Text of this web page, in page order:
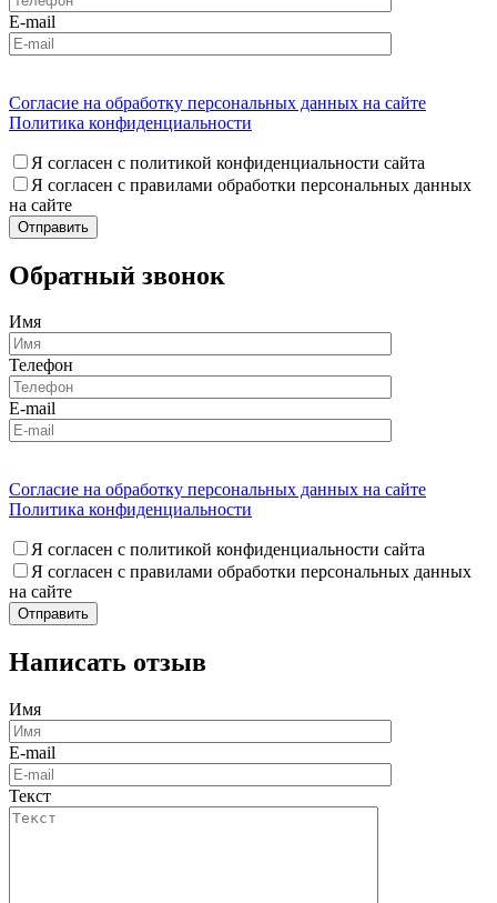
E-mail
Согласие на обработку персональных данных на сайте
Политика конфиденциальности
Я согласен с политикой конфиденциальности сайта
Я согласен с правилами обработки персональных данных
на сайте
Обратный звонок
Имя
Телефон
E-mail
Согласие на обработку персональных данных на сайте
Политика конфиденциальности
Я согласен с политикой конфиденциальности сайта
Я согласен с правилами обработки персональных данных
на сайте
Написать отзыв
Имя
E-mail
Текст